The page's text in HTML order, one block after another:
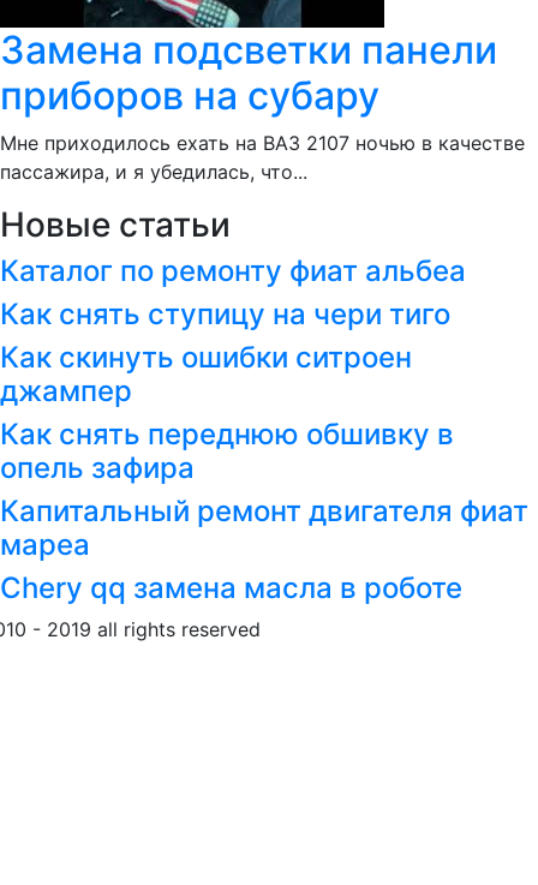
Замена подсветки панели
приборов на субару
Мне приходилось ехать на ВАЗ 2107 ночью в качестве
пассажира, и я убедилась, что...
Новые статьи
Каталог по ремонту фиат альбеа
Как снять ступицу на чери тиго
Как скинуть ошибки ситроен
джампер
Как снять переднюю обшивку в
опель зафира
Капитальный ремонт двигателя фиат
мареа
Chery qq замена масла в роботе
- 2019 all rights reserved